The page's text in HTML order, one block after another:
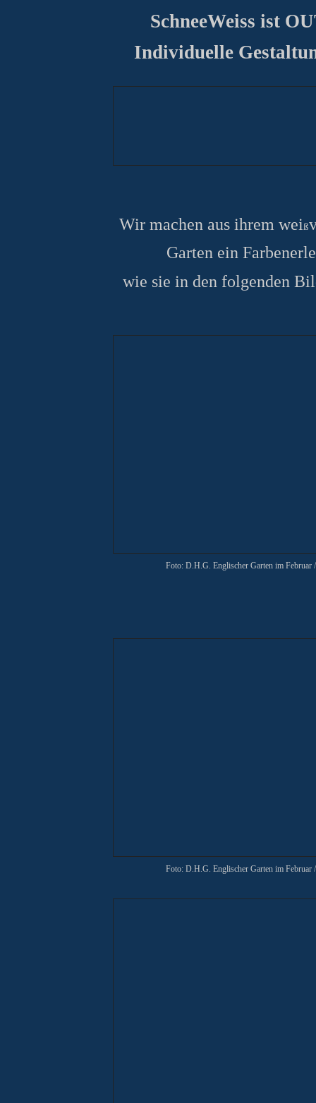
SchneeWeiss ist
Individuelle
Wir machen aus ihrem weiß
Garten ein
wie sie in den folgenden
Foto: D.H.G. Englischer Garten im Februar
Foto: D.H.G. Englischer Garten im Februar